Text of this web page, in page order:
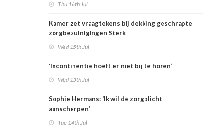
Thu 16th Jul
Kamer zet vraagtekens bij dekking geschrapte
zorgbezuinigingen Sterk
Wed 15th Jul
‘Incontinentie hoeft er niet bij te horen’
Wed 15th Jul
Sophie Hermans: ‘Ik wil de zorgplicht
aanscherpen’
Tue 14th Jul